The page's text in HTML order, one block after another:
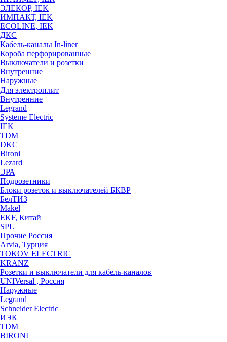
ЭЛЕКОР, IEK
ИМПАКТ, IEK
ECOLINE, IEK
ДКС
Кабель-каналы In-liner
Короба перфорированные
Выключатели и розетки
Внутренние
Наружные
Для электроплит
Внутренние
Legrand
Systeme Electric
IEK
TDM
DKC
Bironi
Lezard
ЭРА
Подрозетники
Блоки розеток и выключателей БКВР
БелТИЗ
Makel
EKF, Китай
SPL
Прочие Россия
Arvia, Турция
TOKOV ELECTRIC
KRANZ
Розетки и выключатели для кабель-каналов
UNIVersal , Россия
Наружные
Legrand
Schneider Electric
ИЭК
TDM
BIRONI